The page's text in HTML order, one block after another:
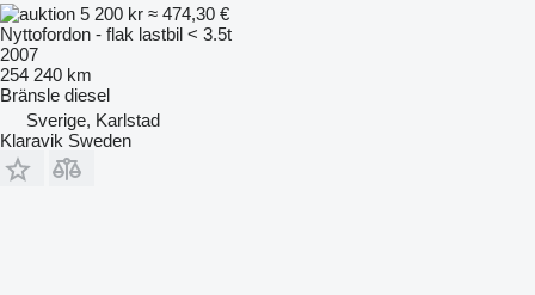
5 200 kr ≈ 474,30 €
Nyttofordon - flak lastbil < 3.5t
2007
254 240 km
Bränsle diesel
Sverige, Karlstad
Klaravik Sweden